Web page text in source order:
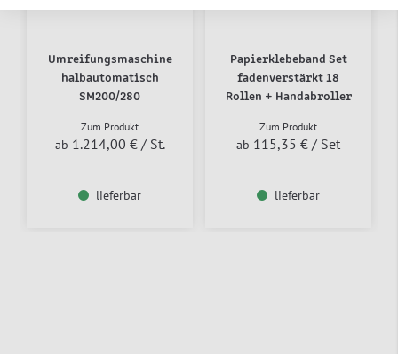
Umreifungsmaschine
halbautomatisch
SM200/280
Zum Produkt
ab 1.214,00 € / St.
lieferbar
Papierklebeband Set
fadenverstärkt 18
Rollen + Handabroller
Zum Produkt
ab 115,35 € / Set
lieferbar